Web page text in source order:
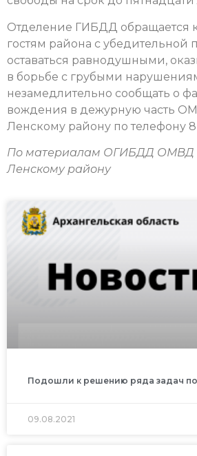
Отделение ГИБДД обращается
гостям района с убедительной
оставаться равнодушными,
в борьбе с грубыми
незамедлительно сообщать о
вождения в дежурную часть
Ленскому району по телефону
По материалам ОГИБДД ОМВД
Ленскому району
Подошли к решению ряда задач
09.08.2021